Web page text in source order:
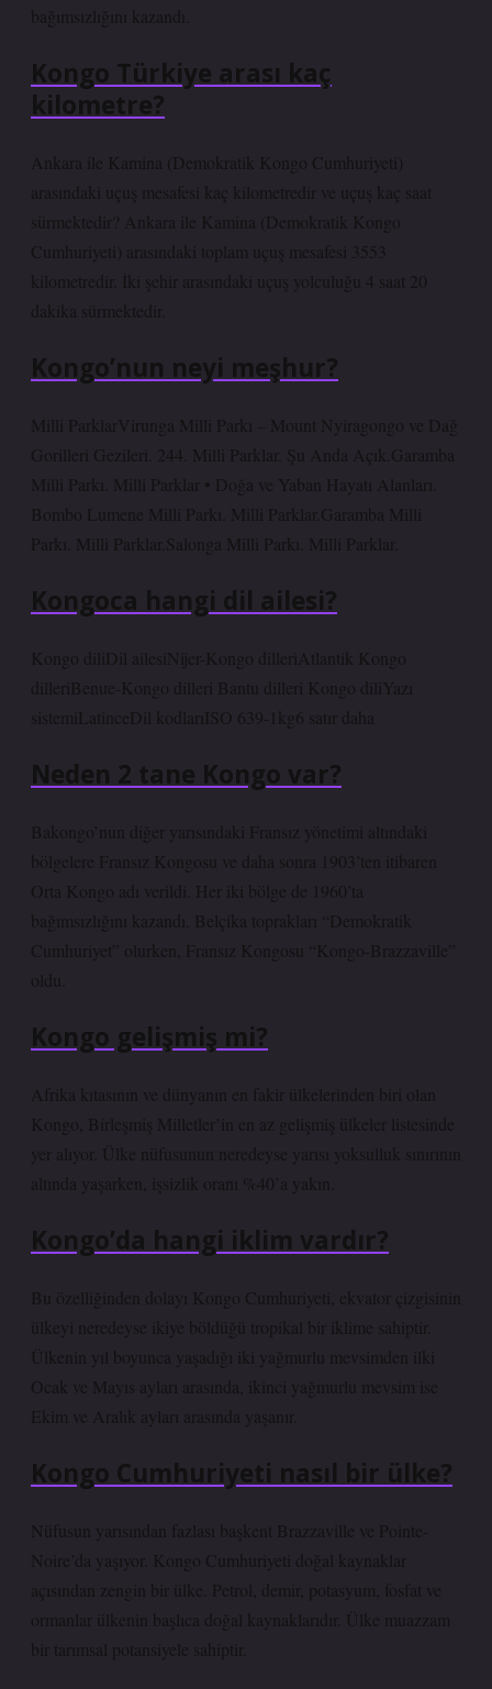
bağımsızlığını kazandı.
Kongo Türkiye arası kaç
kilometre?
Ankara ile Kamina (Demokratik Kongo Cumhuriyeti)
arasındaki uçuş mesafesi kaç kilometredir ve uçuş kaç saat
sürmektedir? Ankara ile Kamina (Demokratik Kongo
Cumhuriyeti) arasındaki toplam uçuş mesafesi 3553
kilometredir. İki şehir arasındaki uçuş yolculuğu 4 saat 20
dakika sürmektedir.
Kongo’nun neyi meşhur?
Milli ParklarVirunga Milli Parkı – Mount Nyiragongo ve Dağ
Gorilleri Gezileri. 244. Milli Parklar. Şu Anda Açık.Garamba
Milli Parkı. Milli Parklar • Doğa ve Yaban Hayatı Alanları.
Bombo Lumene Milli Parkı. Milli Parklar.Garamba Milli
Parkı. Milli Parklar.Salonga Milli Parkı. Milli Parklar.
Kongoca hangi dil ailesi?
Kongo diliDil ailesiNijer-Kongo dilleriAtlantik Kongo
dilleriBenue-Kongo dilleri ​​Bantu dilleri ​​Kongo diliYazı
sistemiLatinceDil kodlarıISO 639-1kg6 satır daha
Neden 2 tane Kongo var?
Bakongo’nun diğer yarısındaki Fransız yönetimi altındaki
bölgelere Fransız Kongosu ve daha sonra 1903’ten itibaren
Orta Kongo adı verildi. Her iki bölge de 1960’ta
bağımsızlığını kazandı. Belçika toprakları “Demokratik
Cumhuriyet” olurken, Fransız Kongosu “Kongo-Brazzaville”
oldu.
Kongo gelişmiş mi?
Afrika kıtasının ve dünyanın en fakir ülkelerinden biri olan
Kongo, Birleşmiş Milletler’in en az gelişmiş ülkeler listesinde
yer alıyor. Ülke nüfusunun neredeyse yarısı yoksulluk sınırının
altında yaşarken, işsizlik oranı %40’a yakın.
Kongo’da hangi iklim vardır?
Bu özelliğinden dolayı Kongo Cumhuriyeti, ekvator çizgisinin
ülkeyi neredeyse ikiye böldüğü tropikal bir iklime sahiptir.
Ülkenin yıl boyunca yaşadığı iki yağmurlu mevsimden ilki
Ocak ve Mayıs ayları arasında, ikinci yağmurlu mevsim ise
Ekim ve Aralık ayları arasında yaşanır.
Kongo Cumhuriyeti nasıl bir ülke?
Nüfusun yarısından fazlası başkent Brazzaville ve Pointe-
Noire’da yaşıyor. Kongo Cumhuriyeti doğal kaynaklar
açısından zengin bir ülke. Petrol, demir, potasyum, fosfat ve
ormanlar ülkenin başlıca doğal kaynaklarıdır. Ülke muazzam
bir tarımsal potansiyele sahiptir.